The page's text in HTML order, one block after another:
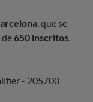
, que se
de650 inscritos
- 205700